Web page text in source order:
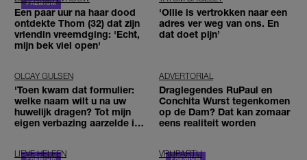
Een paar uur na haar dood
ontdekte Thom (32) dat zijn
vriendin vreemdging: 'Echt,
mijn bek viel open'
'Ollie is vertrokken naar een
adres ver weg van ons. En
dat doet pijn’
OLCAY GULSEN
'Toen kwam dat formulier:
welke naam wilt u na uw
huwelijk dragen? Tot mijn
eigen verbazing aarzelde ik
ADVERTORIAL
Draglegendes RuPaul en
Conchita Wurst tegenkomen
op de Dam? Dat kan zomaar
eens realiteit worden
LIEVE HELEEN VRIJPARTIJ